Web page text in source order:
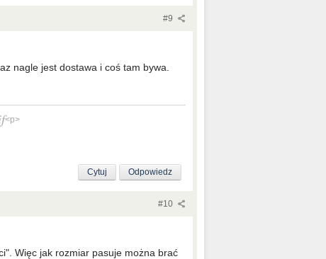
#9
nagle jest dostawa i coś tam bywa.
<p>
Odpowiedz
Cytuj
#10
Więc jak rozmiar pasuje można brać